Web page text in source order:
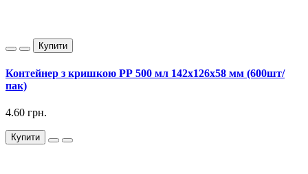
Купити
Контейнер з кришкою РР 500 мл 142х126х58 мм (600шт/
пак)
4.60 грн.
Купити